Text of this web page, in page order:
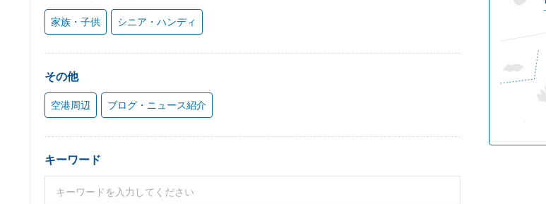
家族・子供 シニア・ハンディ
その他
空港周辺 ブログ・ニュース紹介
キーワード